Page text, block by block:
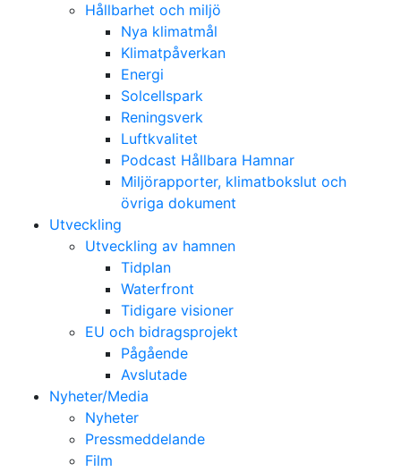
Hållbarhet och miljö
Nya klimatmål
Klimatpåverkan
Energi
Solcellspark
Reningsverk
Luftkvalitet
Podcast Hållbara Hamnar
Miljörapporter, klimatbokslut och
övriga dokument
Utveckling
Utveckling av hamnen
Tidplan
Waterfront
Tidigare visioner
EU och bidragsprojekt
Pågående
Avslutade
Nyheter/Media
Nyheter
Pressmeddelande
Film